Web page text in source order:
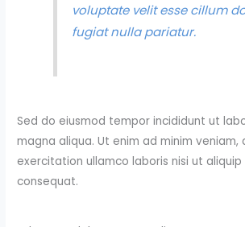
voluptate velit esse cillum
fugiat nulla pariatur.
Sed do eiusmod tempor incididunt ut
magna aliqua. Ut enim ad minim veniam,
exercitation ullamco laboris nisi ut
consequat.